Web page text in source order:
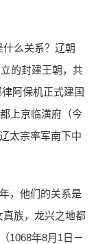
么关系？辽朝
的封建王朝，共
阿保机正式建国
上京临潢府（今
太宗率军南下中
，他们的关系是
族，龙兴之地都
1068年8月1日－